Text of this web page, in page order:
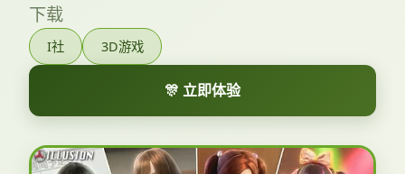
下载
I社 3D游戏
🎊 立即体验